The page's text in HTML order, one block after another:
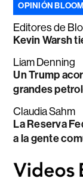
OPINIÓN
Editores de
Kevin Warsh
Liam Denning
Un Trump
grandes
Claudia Sahm
La Reserva
a la gente